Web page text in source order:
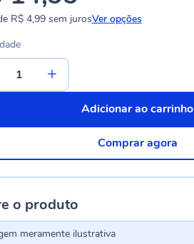
R$ 4,99sem jurosVer opções
Adicionar ao carrinho
Comprar agora
o produto
meramente ilustrativa